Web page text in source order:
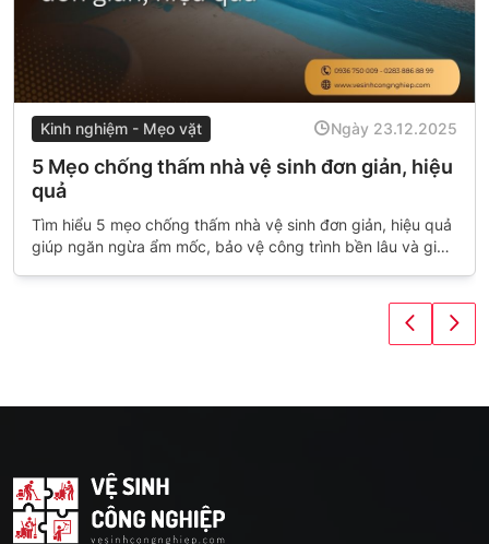
Kinh nghiệm - Mẹo vặt Ngày 23.12.2025
5 Mẹo chống thấm nhà vệ sinh đơn giản, hiệu
quả
Tìm hiểu 5 mẹo chống thấm nhà vệ sinh đơn giản, hiệu quả
giúp ngăn ngừa ẩm mốc, bảo vệ công trình bền lâu và giữ